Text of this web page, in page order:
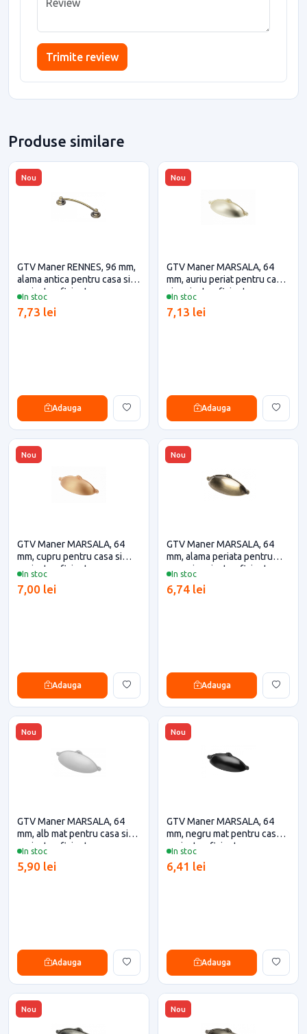
Trimite review
Produse similare
Nou
In stoc
GTV Maner RENNES, 96 mm,
alama antica pentru casa si
proiecte eficiente
7,73 lei
Adauga
Nou
In stoc
GTV Maner MARSALA, 64
mm, auriu periat pentru casa
si proiecte eficiente
7,13 lei
Adauga
Nou
In stoc
GTV Maner MARSALA, 64
mm, cupru pentru casa si
proiecte eficiente
7,00 lei
Adauga
Nou
In stoc
GTV Maner MARSALA, 64
mm, alama periata pentru
casa si proiecte eficiente
6,74 lei
Adauga
Nou
In stoc
GTV Maner MARSALA, 64
mm, alb mat pentru casa si
proiecte eficiente
5,90 lei
Adauga
Nou
In stoc
GTV Maner MARSALA, 64
mm, negru mat pentru casa si
proiecte eficiente
6,41 lei
Adauga
Nou Nou